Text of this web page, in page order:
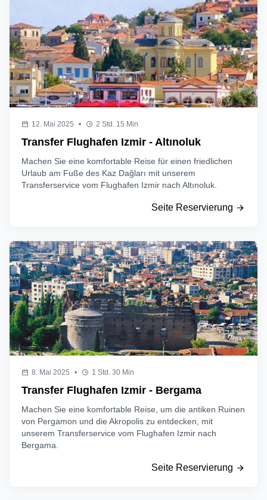
12. Mai 2025 • 2 Std. 15 Min
Transfer Flughafen Izmir - Altınoluk
Machen Sie eine komfortable Reise für einen friedlichen
Urlaub am Fuße des Kaz Dağları mit unserem
Transferservice vom Flughafen Izmir nach Altınoluk.
Seite Reservierung
8. Mai 2025 • 1 Std. 30 Min
Transfer Flughafen Izmir - Bergama
Machen Sie eine komfortable Reise, um die antiken Ruinen
von Pergamon und die Akropolis zu entdecken, mit
unserem Transferservice vom Flughafen Izmir nach
Bergama.
Seite Reservierung